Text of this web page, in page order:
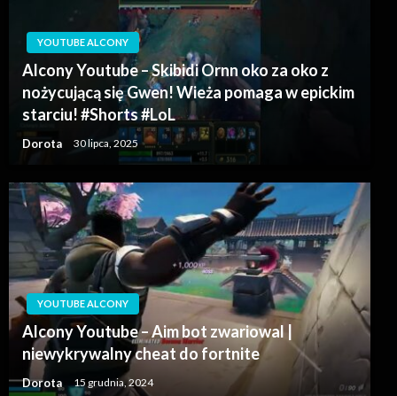
YOUTUBE ALCONY
Alcony Youtube – Skibidi Ornn oko za oko z
nożycującą się Gwen! Wieża pomaga w epickim
starciu! #Shorts #LoL
Dorota 30 lipca, 2025
YOUTUBE ALCONY
Alcony Youtube – Aim bot zwariowal |
niewykrywalny cheat do fortnite
Dorota 15 grudnia, 2024